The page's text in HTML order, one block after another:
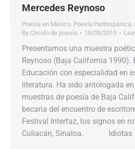
Mercedes Reynoso
Poesía en México, Poesía Panhispánica,
By Círculo de poesía 18/05/2015
Presentamos una muestra
Reynoso (Baja California 1990).
Educación con especialidad en
literatura. Ha sido antologada
muestras de poesía de Baja
becaria del encuentro de
Festival Interfaz, los signos en
Culiacán, Sinaloa. Idiotas